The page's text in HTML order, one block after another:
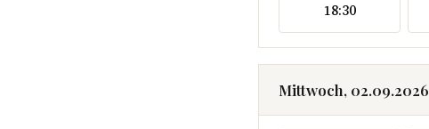
18:30
Mittwoch, 02.09.2026